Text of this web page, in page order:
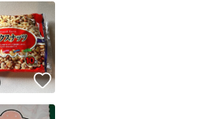
いいね！